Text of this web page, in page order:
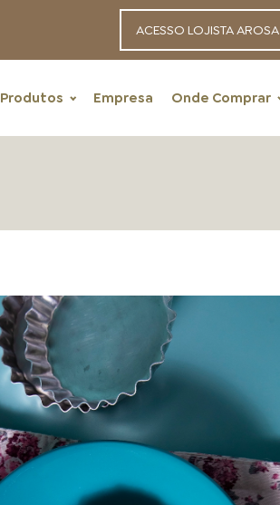
ACESSO LOJISTA AROSA
Produtos Empresa Onde Comprar
LOJAS AROSA